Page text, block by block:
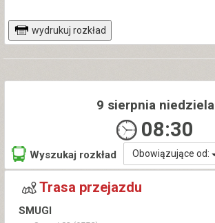
wydrukuj rozkład
9 sierpnia niedziela
08:30
Wyszukaj rozkład Obowiązujące od:
Trasa przejazdu
SMUGI